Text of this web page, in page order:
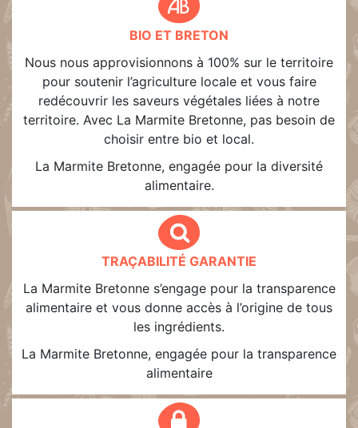
BIO ET BRETON
Nous nous approvisionnons à 100% sur le territoire
pour soutenir l’agriculture locale et vous faire
redécouvrir les saveurs végétales liées à notre
territoire. Avec La Marmite Bretonne, pas besoin de
choisir entre bio et local.
La Marmite Bretonne, engagée pour la diversité
alimentaire.
TRAÇABILITÉ GARANTIE
La Marmite Bretonne s’engage pour la transparence
alimentaire et vous donne accès à l’origine de tous
les ingrédients.
La Marmite Bretonne, engagée pour la transparence
alimentaire